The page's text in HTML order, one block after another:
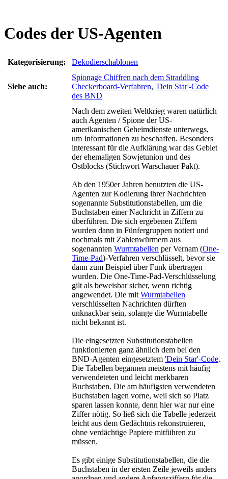
Codes der US-Agenten
Kategorisierung: Dekodierschablonen
Siehe auch:
Spionage Chiffren nach dem Straddling
Checkerboard-Verfahren, 'Dein Star'-Code
des BND
Nach dem zweiten Weltkrieg waren natürlich
auch Agenten / Spione der US-
amerikanischen Geheimdienste unterwegs,
um Informationen zu beschaffen. Besonders
interessant für die Aufklärung war das Gebiet
der ehemaligen Sowjetunion und des
Ostblocks (Stichwort Warschauer Pakt).
Ab den 1950er Jahren benutzten die US-
Agenten zur Kodierung ihrer Nachrichten
sogenannte Substitutionstabellen, um die
Buchstaben einer Nachricht in Ziffern zu
überführen. Die sich ergebenen Ziffern
wurden dann in Fünfergruppen notiert und
nochmals mit Zahlenwürmern aus
sogenannten Wurmtabellen per Vernam (One-
Time-Pad)-Verfahren verschlüsselt, bevor sie
dann zum Beispiel über Funk übertragen
wurden. Die One-Time-Pad-Verschlüsselung
gilt als beweisbar sicher, wenn richtig
angewendet. Die mit Wurmtabellen
verschlüsselten Nachrichten dürften
unknackbar sein, solange die Wurmtabelle
nicht bekannt ist.
Die eingesetzten Substitutionstabellen
funktionierten ganz ähnlich dem bei den
BND-Agenten eingesetztem 'Dein Star'-Code.
Die Tabellen begannen meistens mit häufig
verwendeteten und leicht merkbaren
Buchstaben. Die am häufigsten verwendeten
Buchstaben lagen vorne, weil sich so Platz
sparen lassen konnte, denn hier war nur eine
Ziffer nötig. So ließ sich die Tabelle jederzeit
leicht aus dem Gedächtnis rekonstruieren,
ohne verdächtige Papiere mitführen zu
müssen.
Es gibt einige Substitutionstabellen, die die
Buchstaben in der ersten Zeile jeweils anders